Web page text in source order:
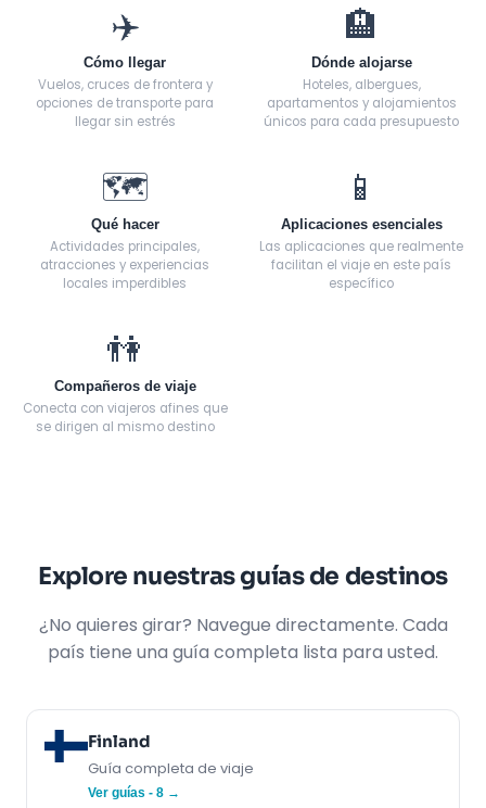
✈️
Cómo llegar
Vuelos, cruces de frontera y
opciones de transporte para
llegar sin estrés
🏨
Dónde alojarse
Hoteles, albergues,
apartamentos y alojamientos
únicos para cada presupuesto
🗺️
Qué hacer
Actividades principales,
atracciones y experiencias
locales imperdibles
📱
Aplicaciones esenciales
Las aplicaciones que realmente
facilitan el viaje en este país
específico
👫
Compañeros de viaje
Conecta con viajeros afines que
se dirigen al mismo destino
Explore nuestras guías de destinos
¿No quieres girar? Navegue directamente. Cada
país tiene una guía completa lista para usted.
Finland
Guía completa de viaje
Ver guías - 8 →